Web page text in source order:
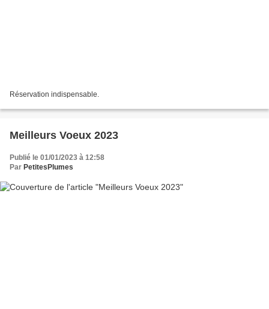
Réservation indispensable.
Meilleurs Voeux 2023
Publié le 01/01/2023 à 12:58
Par PetitesPlumes